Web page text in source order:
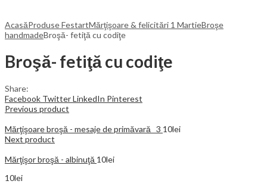
AcasăProduse FestartMărţişoare & felicitări 1 MartieBroşe
handmadeBroşă- fetiţă cu codiţe
Broşă- fetiţă cu codiţe
Share:
Facebook TwitterLinkedIn Pinterest
Previous product
Mărţişoare broşă - mesaje de primăvară _3 10lei
Next product
Mărţişor broşă - albinuţă 10lei
10lei